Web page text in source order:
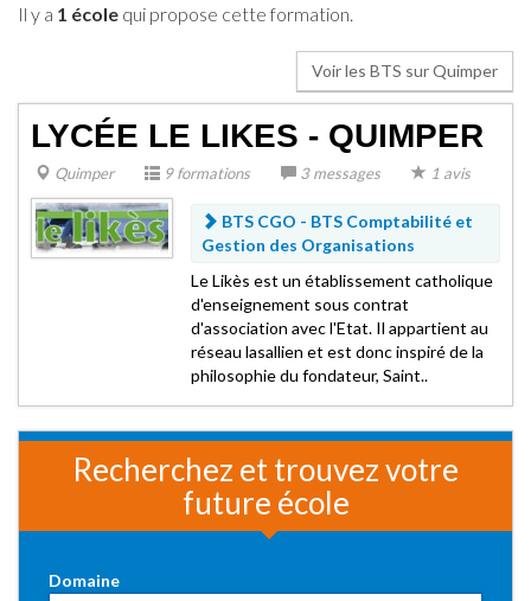
Il y a 1 école qui propose cette formation.
Voir les BTS sur Quimper
LYCÉE LE LIKES - QUIMPER
Quimper 9 formations 3 messages 1 avis
BTS CGO - BTS Comptabilité et
Gestion des Organisations
Le Likès est un établissement catholique
d'enseignement sous contrat
d'association avec l'Etat. Il appartient au
réseau lasallien et est donc inspiré de la
philosophie du fondateur, Saint..
Recherchez et trouvez votre
future école
Domaine